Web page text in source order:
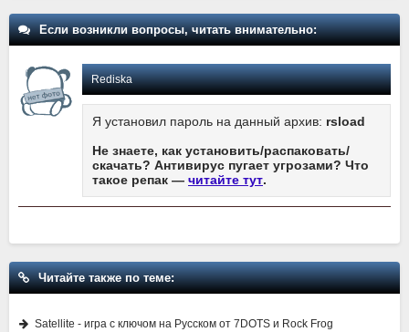
Если возникли вопросы, читать внимательно:
Rediska
Я установил пароль на данный архив: rsload
Не знаете, как установить/распаковать/
скачать? Антивирус пугает угрозами? Что
такое репак — читайте тут.
Читайте также по теме:
Satellite - игра с ключом на Русском от 7DOTS и Rock Frog